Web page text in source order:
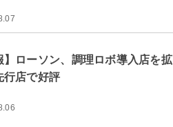
】ローソン、調理ロボ導入店を拡
店で好評